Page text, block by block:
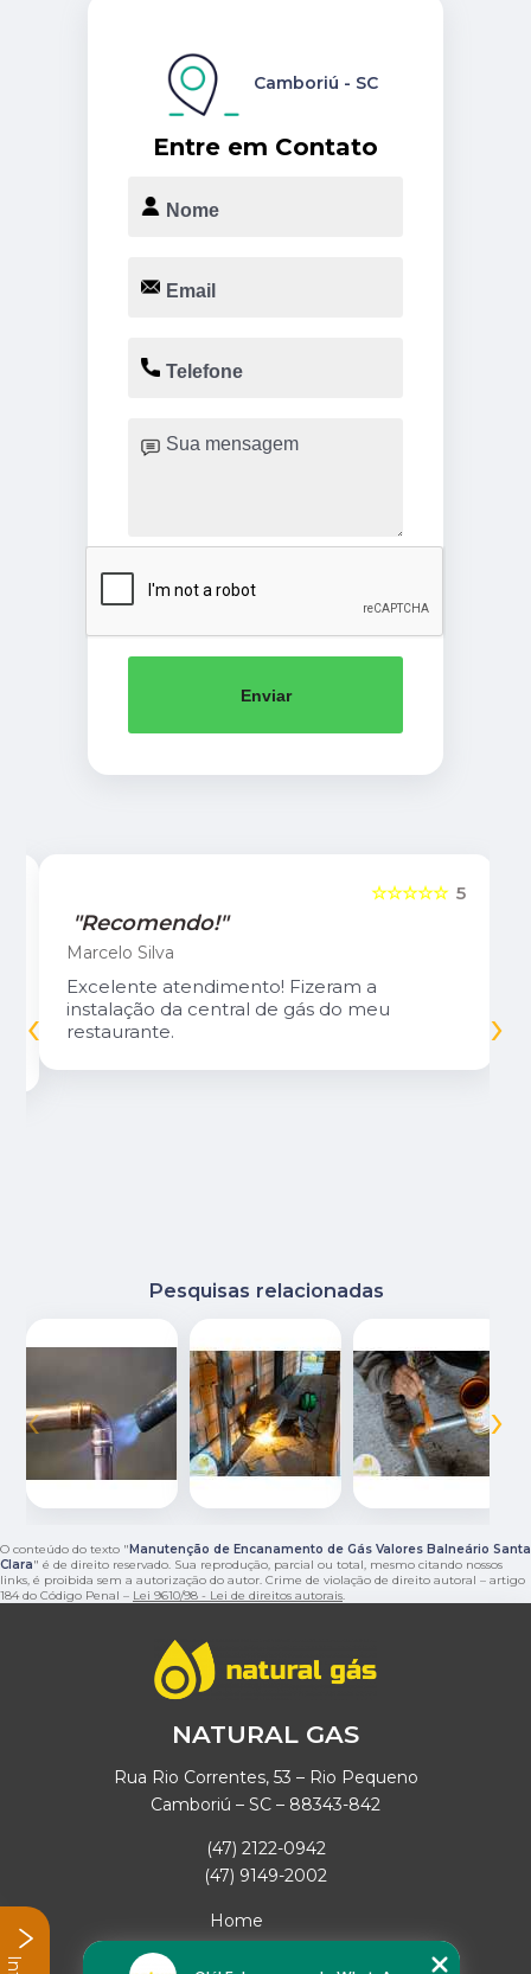
Entre em Contato
Camboriú - SC
Enviar
5
☆☆☆☆☆
"Recomendo!"
Marcelo Silva
Excelente atendimento! Fizeram a
instalação da central de gás do meu
restaurante.
‹ ›
Pesquisas relacionadas
‹ ›
O conteúdo do texto " Manutenção de Encanamento de Gás Valores Balneário Santa
Clara" é de direito reservado. Sua reprodução, parcial ou total, mesmo citando nossos
links, é proibida sem a autorização do autor. Crime de violação de direito autoral – artigo
184 do Código Penal – Lei 9610/98 - Lei de direitos autorais.
NATURAL GAS
Rua Rio Correntes, 53 – Rio Pequeno
Camboriú – SC – 88343-842
(47) 2122-0942
(47) 9149-2002
Home
Empresa